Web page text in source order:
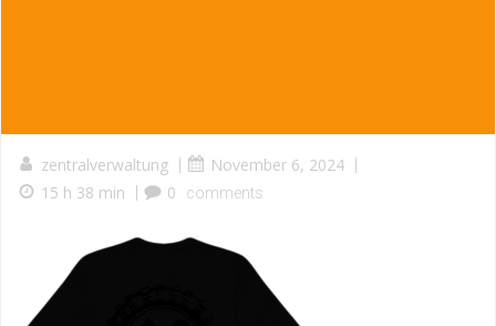
zentralverwaltung | November 6, 2024 |
15 h 38 min | 0 comments